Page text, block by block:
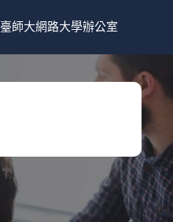
臺師大網路大學辦公室